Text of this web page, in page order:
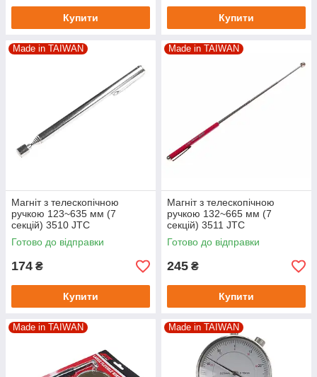
Купити Купити
Made in TAIWAN
Магніт з телескопічною
ручкою 123~635 мм (7
секцій) 3510 JTC
Готово до відправки
174 ₴
Купити
Made in TAIWAN
Магніт з телескопічною
ручкою 132~665 мм (7
секцій) 3511 JTC
Готово до відправки
245 ₴
Купити
Made in TAIWAN Made in TAIWAN